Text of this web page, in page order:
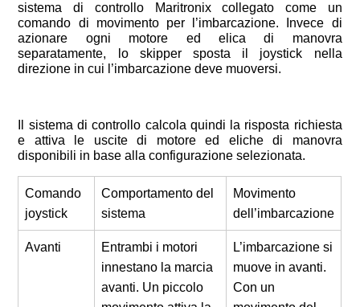
sistema di controllo Maritronix collegato come un
comando di movimento per l’imbarcazione. Invece di
azionare ogni motore ed elica di manovra
separatamente, lo skipper sposta il joystick nella
direzione in cui l’imbarcazione deve muoversi.
Il sistema di controllo calcola quindi la risposta richiesta
e attiva le uscite di motore ed eliche di manovra
disponibili in base alla configurazione selezionata.
Comando
joystick
Comportamento del
sistema
Movimento
dell’imbarcazione
Avanti
Entrambi i motori
innestano la marcia
avanti. Un piccolo
L’imbarcazione si
muove in avanti.
Con un